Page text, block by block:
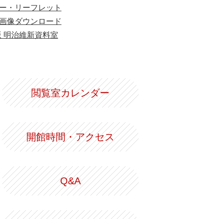
・リーフレット
像ダウンロード
明治維新資料室
閲覧室カレンダー
開館時間・アクセス
Q&A